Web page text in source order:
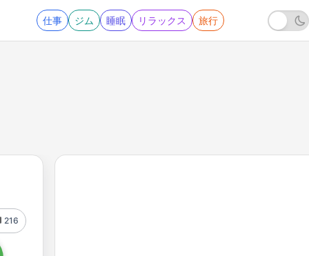
仕事 ジム 睡眠 リラックス 旅行
216